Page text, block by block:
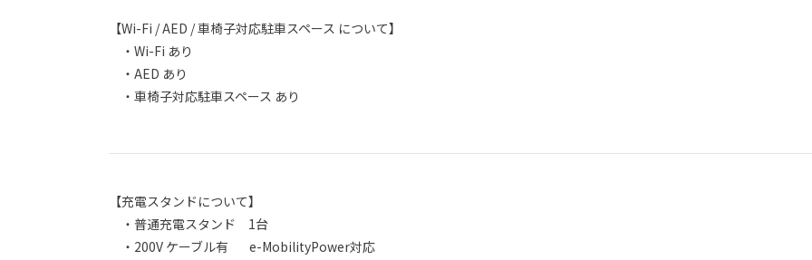
【Wi-Fi / AED / 車椅子対応駐車スペース について】
・Wi-Fi あり
・AED あり
・車椅子対応駐車スペース あり
【充電スタンドについて】
・普通充電スタンド 1台
・200V ケーブル有 e-MobilityPower対応